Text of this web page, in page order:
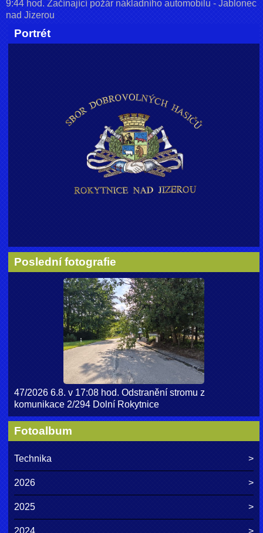
9:44 hod. Začínající požár nákladního automobilu - Jablonec
nad Jizerou
Portrét
Poslední fotografie
47/2026 6.8. v 17:08 hod. Odstranění stromu z
komunikace 2/294 Dolní Rokytnice
Fotoalbum
Technika
2026
2025